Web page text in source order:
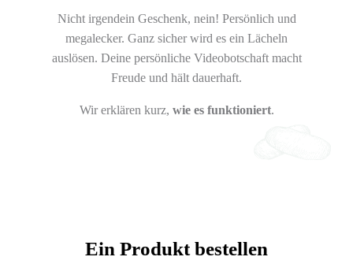
Nicht irgendein Geschenk, nein! Persönlich und
megalecker. Ganz sicher wird es ein Lächeln
auslösen. Deine persönliche Videobotschaft macht
Freude und hält dauerhaft.
Wir erklären kurz, wie es funktioniert.
Ein Produkt bestellen